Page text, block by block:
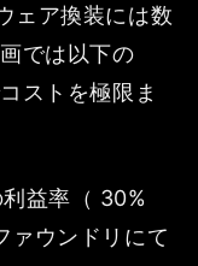
ェア換装には数
では以下の
ストを極限ま
益率（ 30%
ァウンドリにて